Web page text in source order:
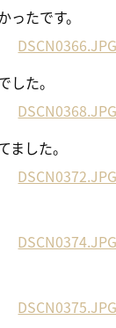
ったです。
した。
ました。